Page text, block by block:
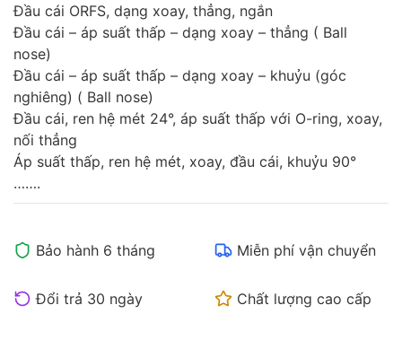
Đầu cái ORFS, dạng xoay, thẳng, ngắn
Đầu cái – áp suất thấp – dạng xoay – thẳng ( Ball
nose)
Đầu cái – áp suất thấp – dạng xoay – khuỷu (góc
nghiêng) ( Ball nose)
Đầu cái, ren hệ mét 24°, áp suất thấp với O-ring, xoay,
nối thẳng
Áp suất thấp, ren hệ mét, xoay, đầu cái, khuỷu 90°
…….
Bảo hành 6 tháng Miễn phí vận chuyển
Đổi trả 30 ngày Chất lượng cao cấp